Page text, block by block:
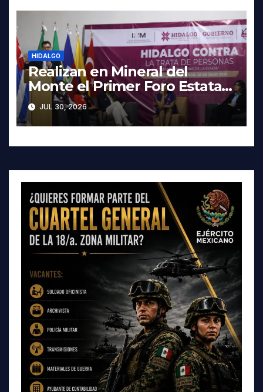
HIDALGO
Realizan en Mineral del
Monte el Primer Foro Estatal
contra la Trata de Personas
JUL 30, 2026